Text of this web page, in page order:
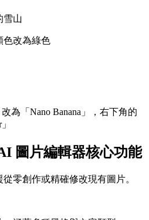
雪山
色改為綠色
為「Nano Banana」，右下角的
圖片編輯器核心功能
零創作或精確修改現有圖片。